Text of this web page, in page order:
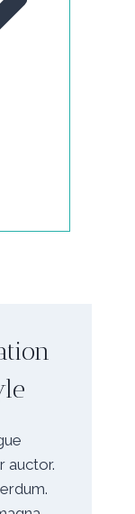
auctor.